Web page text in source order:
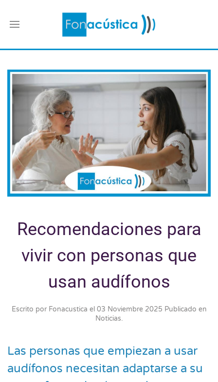
Recomendaciones para
vivir con personas que
usan audífonos
Escrito por Fonacustica el 03 Noviembre 2025 Publicado en
Noticias.
Las personas que empiezan a usar
audífonos necesitan adaptarse a su